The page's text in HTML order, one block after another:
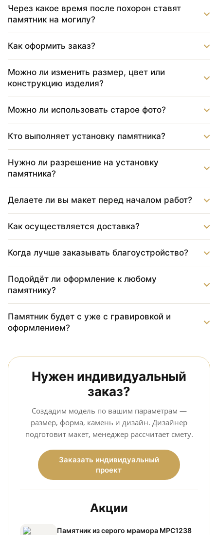
Через какое время после похорон ставят
памятник на могилу?
Как оформить заказ?
Можно ли изменить размер, цвет или
конструкцию изделия?
Можно ли использовать старое фото?
Кто выполняет установку памятника?
Нужно ли разрешение на установку
памятника?
Делаете ли вы макет перед началом работ?
Как осуществляется доставка?
Когда лучше заказывать благоустройство?
Подойдёт ли оформление к любому
памятнику?
Памятник будет с уже с гравировкой и
оформлением?
Нужен индивидуальный
заказ?
Создадим модель по вашим параметрам —
размер, форма, камень и дизайн. Дизайнер
подготовит макет, менеджер рассчитает смету.
Заказать индивидуальный
проект
Акции
Памятник из серого мрамора МРС1238